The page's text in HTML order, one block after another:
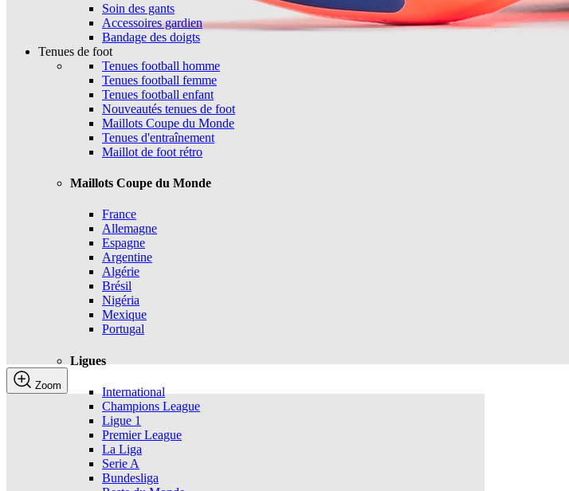
Soin des gants
Accessoires gardien
Bandage des doigts
Tenues de foot
Tenues football homme
Tenues football femme
Tenues football enfant
Nouveautés tenues de foot
Maillots Coupe du Monde
Tenues d'entraînement
Maillot de foot rétro
Maillots Coupe du Monde
France
Allemagne
Espagne
Argentine
Algérie
Brésil
Nigéria
Mexique
Portugal
Ligues
International
Champions League
Ligue 1
Premier League
La Liga
Serie A
Bundesliga
Zoom